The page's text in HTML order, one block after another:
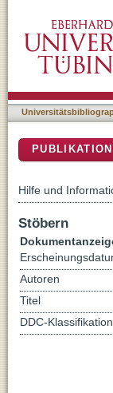
Hilfe und
Stöbern
Autoren
Titel
DDC-Klassifikation